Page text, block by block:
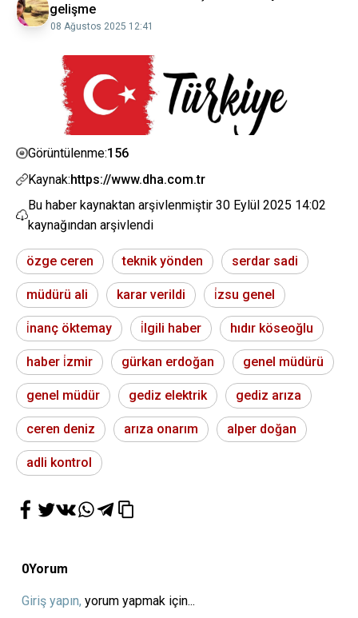
gelişme
08 Ağustos 2025 12:41
Görüntülenme:156
Kaynak:https://www.dha.com.tr
Bu haber kaynaktan arşivlenmiştir 30 Eylül 2025 14:02
kaynağından arşivlendi
özge ceren teknik yönden serdar sadi
müdürü ali karar verildi i̇zsu genel
i̇nanç öktemay i̇lgili haber hıdır köseoğlu
haber i̇zmir gürkan erdoğan genel müdürü
genel müdür gediz elektrik gediz arıza
ceren deniz arıza onarım alper doğan
adli kontrol
0Yorum
Giriş yapın, yorum yapmak için...